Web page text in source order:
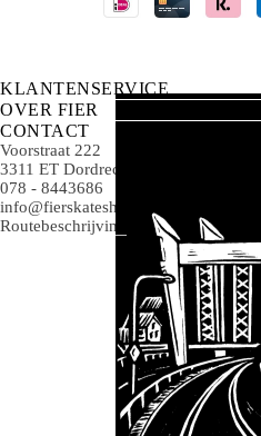
KLANTENSERVICE
OVER FIER
CONTACT
Voorstraat 222
3311 ET Dordrecht
078 - 8443686
info@fierskateshop.nl
Routebeschrijving